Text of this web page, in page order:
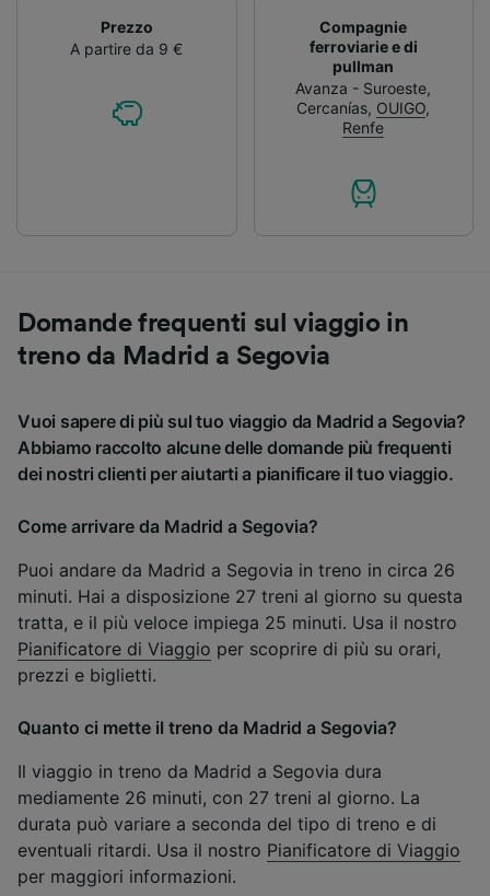
Prezzo
A partire da 9 €
Compagnie
ferroviarie e di
pullman
Avanza - Suroeste,
Cercanías, OUIGO,
Renfe
Domande frequenti sul viaggio in
treno da Madrid a Segovia
Vuoi sapere di più sul tuo viaggio da Madrid a Segovia?
Abbiamo raccolto alcune delle domande più frequenti
dei nostri clienti per aiutarti a pianificare il tuo viaggio.
Come arrivare da Madrid a Segovia?
Puoi andare da Madrid a Segovia in treno in circa 26
minuti. Hai a disposizione 27 treni al giorno su questa
tratta, e il più veloce impiega 25 minuti. Usa il nostro
Pianificatore di Viaggio per scoprire di più su orari,
prezzi e biglietti.
Quanto ci mette il treno da Madrid a Segovia?
Il viaggio in treno da Madrid a Segovia dura
mediamente 26 minuti, con 27 treni al giorno. La
durata può variare a seconda del tipo di treno e di
eventuali ritardi. Usa il nostro Pianificatore di Viaggio
per maggiori informazioni.